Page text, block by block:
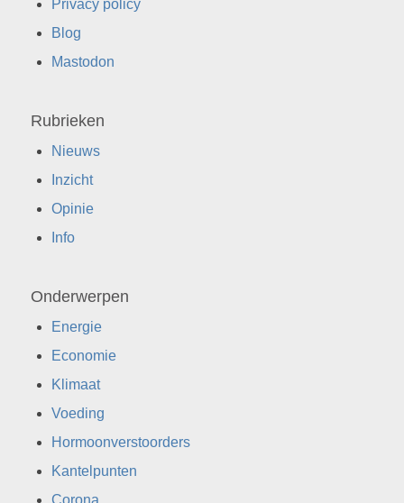
Privacy policy
Blog
Mastodon
Rubrieken
Nieuws
Inzicht
Opinie
Info
Onderwerpen
Energie
Economie
Klimaat
Voeding
Hormoonverstoorders
Kantelpunten